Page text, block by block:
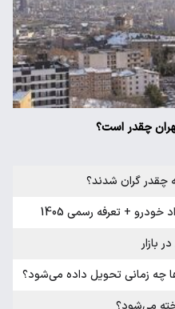
چقدر است؟
چقدر گران شدند؟
+ تعرفه رسمی 1405
چه زمانی تحویل داده می‌شود؟